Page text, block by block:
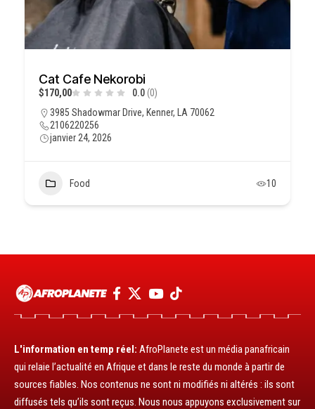
Cat Cafe Nekorobi
$170,00 0.0 (0)
3985 Shadowmar Drive, Kenner, LA 70062
2106220256
janvier 24, 2026
Food 10
L'information en temp réel: AfroPlanete est un média panafricain
qui relaie l’actualité en Afrique et dans le reste du monde à partir de
sources fiables. Nos contenus ne sont ni modifiés ni altérés : ils sont
diffusés tels qu’ils sont reçus. Nous nous appuyons exclusivement sur